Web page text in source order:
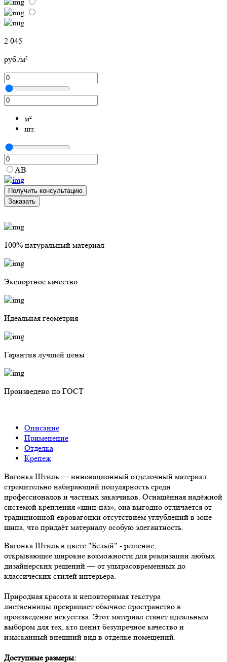
2 045
руб./м²
м²
шт.
АВ
Получить консультацию
Заказать
100% натуральный материал
Экспортное качество
Идеальная геометрия
Гарантия лучшей цены
Произведено по ГОСТ
Описание
Применение
Отделка
Крепеж
Вагонка Штиль — инновационный отделочный материал,
стремительно набирающий популярность среди
профессионалов и частных заказчиков. Оснащённая надёжной
системой крепления «шип-паз», она выгодно отличается от
традиционной евровагонки отсутствием углублений в зоне
шипа, что придаёт материалу особую элегантность.
Вагонка Штиль в цвете "Белый" - решение,
открывающее широкие возможности для реализации любых
дизайнерских решений — от ультрасовременных до
классических стилей интерьера.
Природная красота и неповторимая текстура
лиственницы превращает обычное пространство в
произведение искусства. Этот материал станет идеальным
выбором для тех, кто ценит безупречное качество и
изысканный внешний вид в отделке помещений.
Доступные размеры: